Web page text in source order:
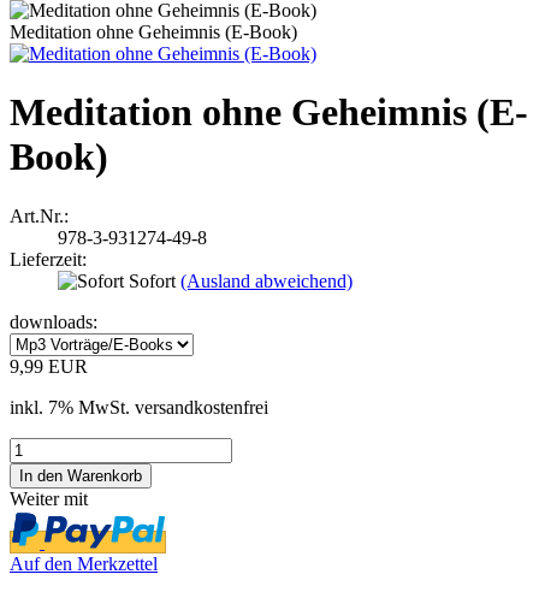
Meditation ohne Geheimnis (E-Book)
Meditation ohne Geheimnis (E-
Book)
Art.Nr.:
978-3-931274-49-8
Lieferzeit:
Sofort (Ausland abweichend)
downloads:
9,99 EUR
inkl. 7% MwSt. versandkostenfrei
Weiter mit
Auf den Merkzettel